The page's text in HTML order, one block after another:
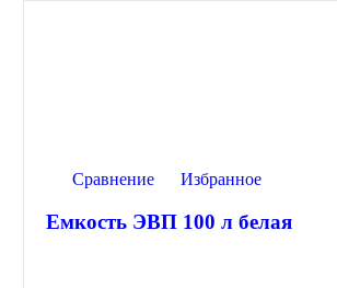
Сравнение Избранное
Емкость ЭВП 100 л белая